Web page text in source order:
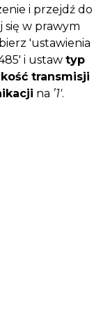
i przejdź do
się w prawym
'ustawienia
i ustaw typ
transmisji
na ’1′.